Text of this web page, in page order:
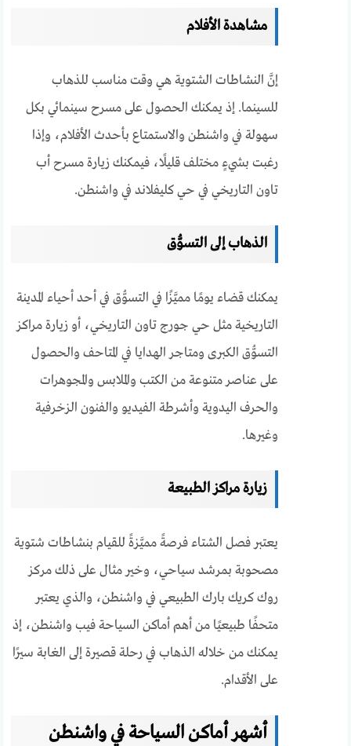
مشاهدة الأفلام
إنَّ النشاطات الشتوية هي وقت مناسب للذهاب
للسينما. إذ يمكنك الحصول على مسرح سينمائي بكل
سهولة في واشنطن والاستمتاع بأحدث الأفلام، وإذا
رغبت بشيءٍ مختلف قليلًا، فيمكنك زيارة مسرح أب
تاون التاريخي في حي كليفلاند في واشنطن.
الذهاب إلى التسوُّق
يمكنك قضاء يومًا مميَّزًا في التسوُّق في أحد أحياء المدينة
التاريخية مثل حي جورج تاون التاريخي، أو زيارة مراكز
التسوُّق الكبرى ومتاجر الهدايا في المتاحف والحصول
على عناصر متنوعة من الكتب والملابس والمجوهرات
والحرف اليدوية وأشرطة الفيديو والفنون الزخرفية
وغيرها.
زيارة مراكز الطبيعة
يعتبر فصل الشتاء فرصةً مميَّزةً للقيام بنشاطات شتوية
مصحوبة بمرشد سياحي، وخير مثال على ذلك مركز
روك كريك بارك الطبيعي في واشنطن، والذي يعتبر
متحفًا طبيعيًا من أهم أماكن السياحة فيب واشنطن، إذ
يمكنك من خلاله الذهاب في رحلة قصيرة إلى الغابة سيرًا
على الأقدام.
أشهر أماكن السياحة في واشنطن